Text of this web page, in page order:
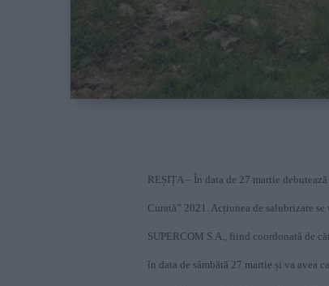
REȘIȚA – În data de 27 martie
Curată” 2021. Acțiunea de salubrizare
SUPERCOM S.A., fiind coordonată de
în data de sâmbătă 27 martie și va avea